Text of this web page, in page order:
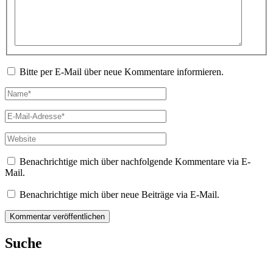
Bitte per E-Mail über neue Kommentare informieren.
Name*
E-
Mail-
Adresse*
Website
Benachrichtige mich über nachfolgende Kommentare via E-
Mail.
Benachrichtige mich über neue Beiträge via E-Mail.
Suche